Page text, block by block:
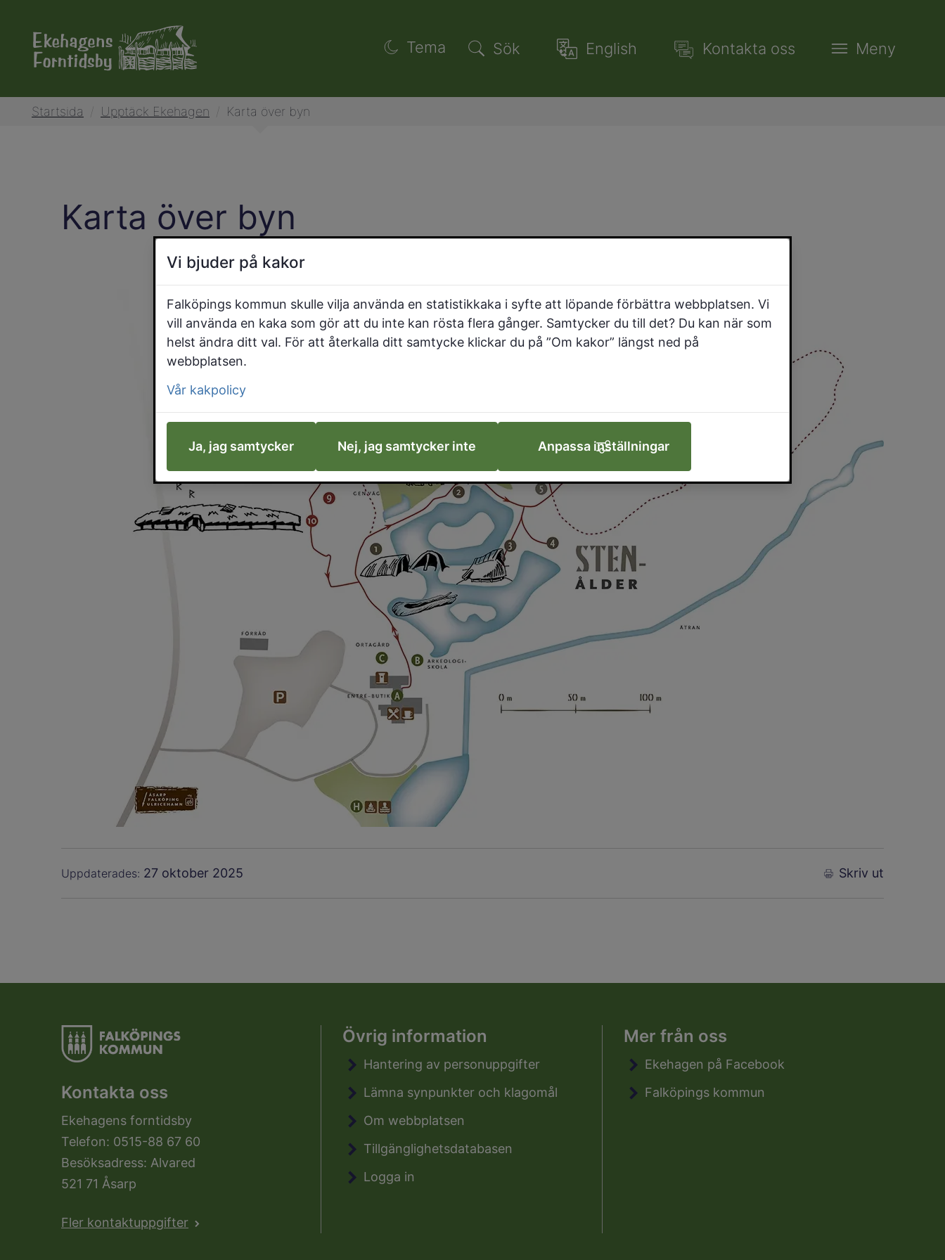
Tema Sök English Kontakta oss Meny
Startsida Upptäck Ekehagen Karta över byn
Karta över byn
Uppdaterades: 27 oktober 2025 Skriv ut
Kontakta oss
Ekehagens forntidsby
Telefon: 0515-88 67 60
Besöksadress: Alvared
521 71 Åsarp
Fler kontaktuppgifter
Övrig information
Hantering av personuppgifter
Lämna synpunkter och klagomål
Om webbplatsen
Tillgänglighetsdatabasen
Logga in
Mer från oss
Ekehagen på Facebook
Falköpings kommun
Vi bjuder på kakor
Falköpings kommun skulle vilja använda en statistikkaka i syfte att löpande förbättra webbplatsen. Vi
vill använda en kaka som gör att du inte kan rösta flera gånger. Samtycker du till det? Du kan när som
helst ändra ditt val. För att återkalla ditt samtycke klickar du på ”Om kakor” längst ned på
webbplatsen.
Vår kakpolicy
Ja, jag samtycker Nej, jag samtycker inte Anpassa inställningar